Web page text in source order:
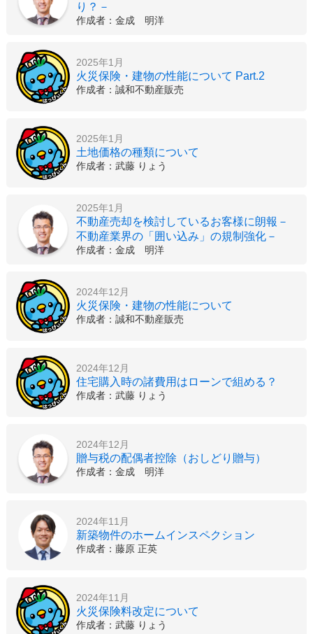
り？－
作成者：金成 明洋
2025年1月
火災保険・建物の性能について Part.2
作成者：誠和不動産販売
2025年1月
土地価格の種類について
作成者：武藤 りょう
2025年1月
不動産売却を検討しているお客様に朗報－
不動産業界の「囲い込み」の規制強化－
作成者：金成 明洋
2024年12月
火災保険・建物の性能について
作成者：誠和不動産販売
2024年12月
住宅購入時の諸費用はローンで組める？
作成者：武藤 りょう
2024年12月
贈与税の配偶者控除（おしどり贈与）
作成者：金成 明洋
2024年11月
新築物件のホームインスペクション
作成者：藤原 正英
2024年11月
火災保険料改定について
作成者：武藤 りょう